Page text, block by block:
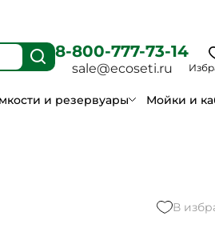
8-800-777-73-14
sale@ecoseti.ru
и резервуары Мойки и
В